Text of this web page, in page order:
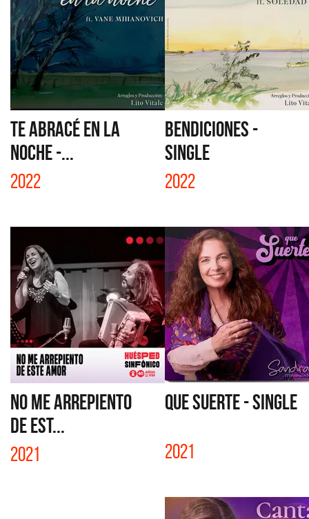
TE ABRACÉ EN LA
NOCHE -...
2022
BENDICIONES -
SINGLE
2022
NO ME ARREPIENTO
DE EST...
2021
QUE SUERTE - SINGLE
2021